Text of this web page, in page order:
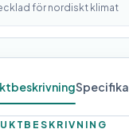
för nordiskt klimat